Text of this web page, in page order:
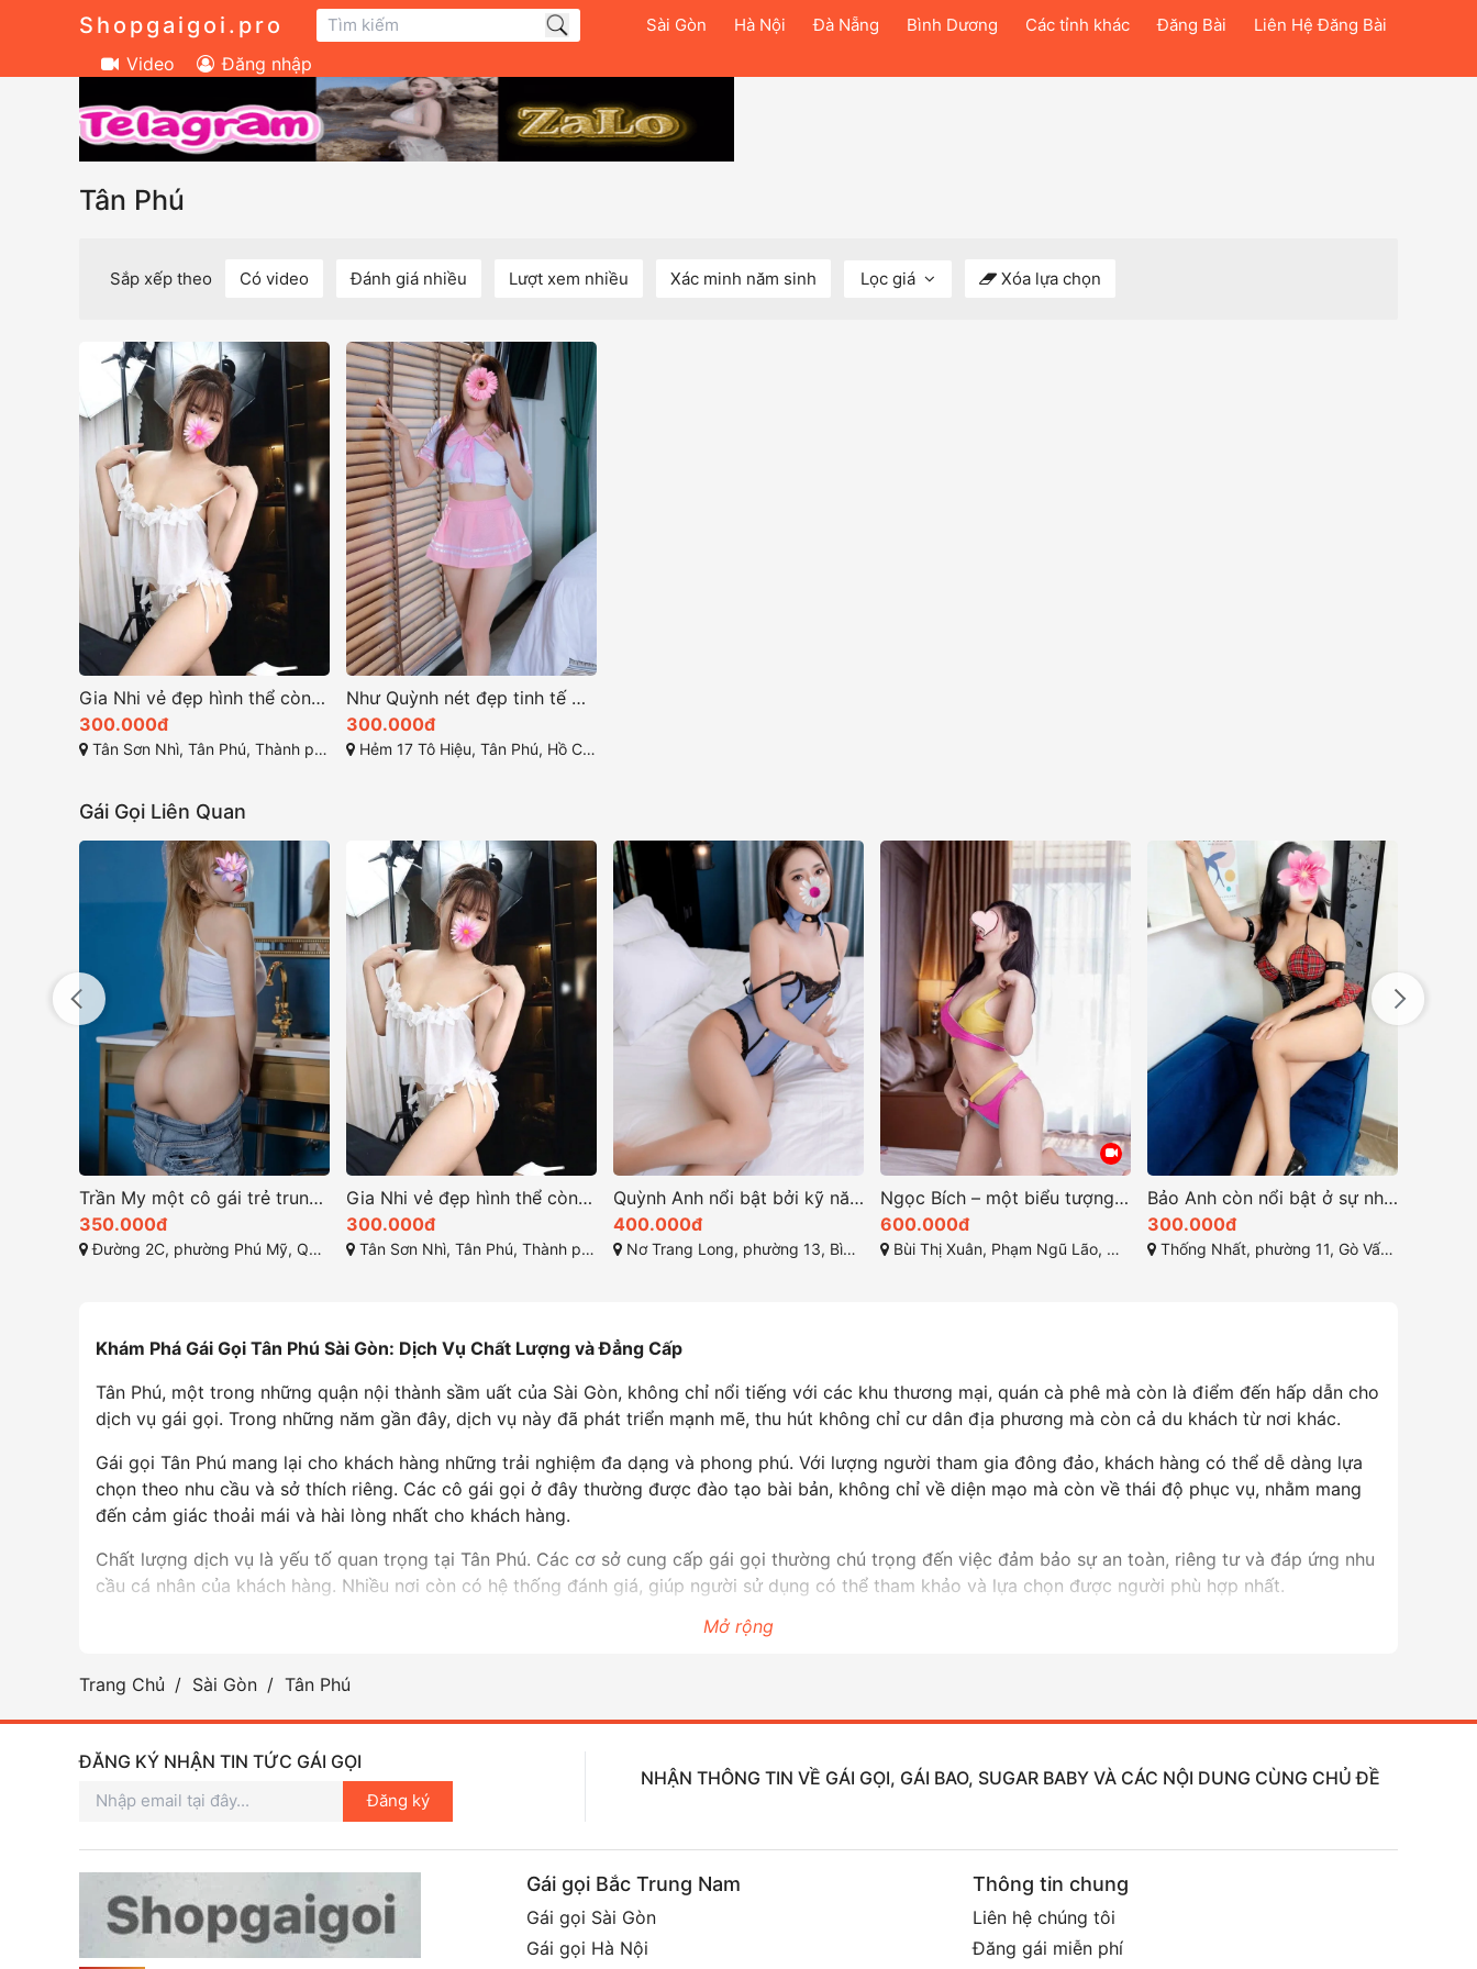
Shopgaigoi.pro Sài Gòn Hà Nội Đà Nẵng Bình Dương Các tỉnh khác Đăng Bài Liên Hệ Đăng Bài
Video Đăng nhập
Tân Phú
Sắp xếp theo Có video Đánh giá nhiều Lượt xem nhiều Xác minh năm sinh Lọc giá Xóa lựa chọn
Gia Nhi vẻ đẹp hình thể còn sở hữu tính cách dịu dàng
300.000đ
Tân Sơn Nhì, Tân Phú, Thành phố Hồ Chí Minh
Như Quỳnh nét đẹp tinh tế mang lại sức hút khó cưỡng
300.000đ
Hẻm 17 Tô Hiệu, Tân Phú, Hồ Chí Minh
Gái Gọi Liên Quan
Trần My một cô gái trẻ trung và dễ thương
350.000đ
Đường 2C, phường Phú Mỹ, Quận 7, Hồ Chí Minh
Gia Nhi vẻ đẹp hình thể còn sở hữu tính cách dịu dàng
300.000đ
Tân Sơn Nhì, Tân Phú, Thành phố Hồ Chí Minh
Quỳnh Anh nổi bật bởi kỹ năng phục vụ chuyên nghiệp
400.000đ
Nơ Trang Long, phường 13, Bình Thạnh, Thành phố Hồ Chí Minh
Ngọc Bích – một biểu tượng của vẻ đẹp hoàn hảo
600.000đ
Bùi Thị Xuân, Phạm Ngũ Lão, Quận 1, Thành phố Hồ Chí Minh
Bảo Anh còn nổi bật ở sự nhiệt tình và chu đáo trong phục vụ
300.000đ
Thống Nhất, phường 11, Gò Vấp, Thành phố Hồ Chí Minh
Khám Phá Gái Gọi Tân Phú Sài Gòn: Dịch Vụ Chất Lượng và Đẳng Cấp
Tân Phú, một trong những quận nội thành sầm uất của Sài Gòn, không chỉ nổi tiếng với các khu thương mại, quán cà phê mà còn là điểm đến hấp dẫn cho
dịch vụ gái gọi. Trong những năm gần đây, dịch vụ này đã phát triển mạnh mẽ, thu hút không chỉ cư dân địa phương mà còn cả du khách từ nơi khác.
Gái gọi Tân Phú mang lại cho khách hàng những trải nghiệm đa dạng và phong phú. Với lượng người tham gia đông đảo, khách hàng có thể dễ dàng lựa
chọn theo nhu cầu và sở thích riêng. Các cô gái gọi ở đây thường được đào tạo bài bản, không chỉ về diện mạo mà còn về thái độ phục vụ, nhằm mang
đến cảm giác thoải mái và hài lòng nhất cho khách hàng.
Chất lượng dịch vụ là yếu tố quan trọng tại Tân Phú. Các cơ sở cung cấp gái gọi thường chú trọng đến việc đảm bảo sự an toàn, riêng tư và đáp ứng nhu
cầu cá nhân của khách hàng. Nhiều nơi còn có hệ thống đánh giá, giúp người sử dụng có thể tham khảo và lựa chọn được người phù hợp nhất.
Dịch vụ gái gọi Tân Phú không chỉ là vấn đề giải trí, mà còn phản ánh một phần văn hóa và đời sống hiện đại của Sài Gòn. Sự phát triển của dịch vụ này
Tóm lại, gái gọi Tân Phú Sài Gòn đã trở thành một phần không thể thiếu trong đời sống đô thị hiện đại, đem lại sự tiện lợi và trải nghiệm mới lạ cho mọi
người.
Mở rộng
Trang Chủ Sài Gòn Tân Phú
ĐĂNG KÝ NHẬN TIN TỨC GÁI GỌI
Đăng ký
NHẬN THÔNG TIN VỀ GÁI GỌI, GÁI BAO, SUGAR BABY VÀ CÁC NỘI DUNG CÙNG CHỦ ĐỀ
Gái gọi Bắc Trung Nam
Gái gọi Sài Gòn
Gái gọi Hà Nội
Thông tin chung
Liên hệ chúng tôi
Đăng gái miễn phí